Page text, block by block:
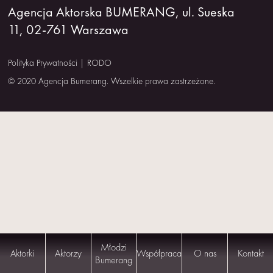
NAS
Aktorki Aktorzy
Młodzi
Bumerang Współpraca O nas Kontakt
Agencja Aktorska BUMERANG, ul. Sueska
11, 02-761 Warszawa
Polityka Prywatności | RODO
© 2020 Agencja Bumerang. Wszelkie prawa zastrzeżone.